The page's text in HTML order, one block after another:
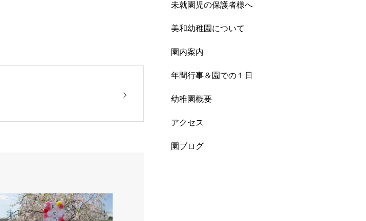
未就園児の保護者様へ
美和幼稚園について
園内案内
年間行事＆園での１日
幼稚園概要
アクセス
園ブログ